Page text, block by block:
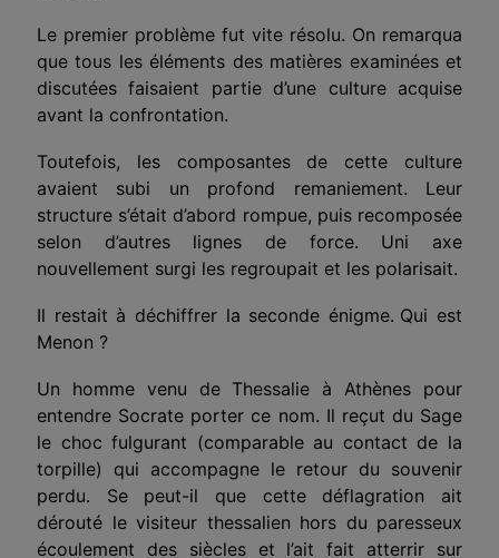
Le premier problème fut vite résolu. On remarqua
que tous les éléments des matières examinées et
discutées faisaient partie d’une culture acquise
avant la confrontation.
Toutefois, les composantes de cette culture
avaient subi un profond remaniement. Leur
structure s’était d’abord rompue, puis recomposée
selon d’autres lignes de force. Uni axe
nouvellement surgi les regroupait et les polarisait.
Il restait à déchiffrer la seconde énigme. Qui est
Menon ?
Un homme venu de Thessalie à Athènes pour
entendre Socrate porter ce nom. Il reçut du Sage
le choc fulgurant (comparable au contact de la
torpille) qui accompagne le retour du souvenir
perdu. Se peut-il que cette déflagration ait
dérouté le visiteur thessalien hors du paresseux
écoulement des siècles et l’ait fait atterrir sur